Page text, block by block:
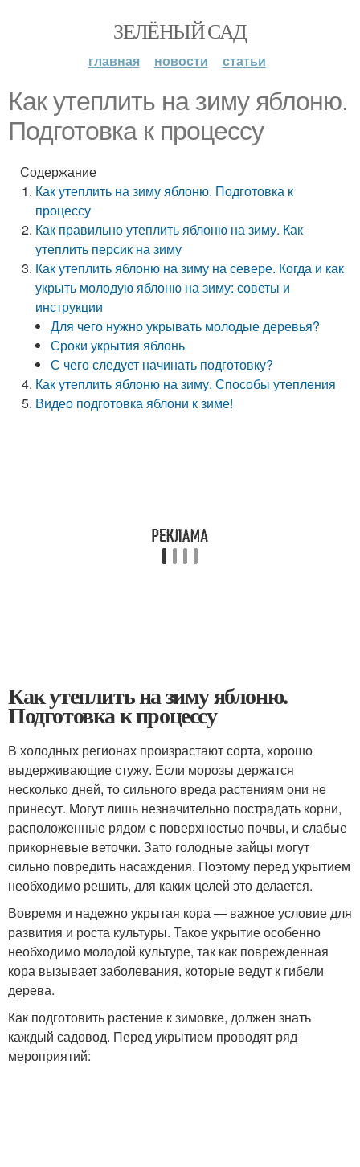
ЗЕЛЁНЫЙ САД
главная новости статьи
Как утеплить на зиму яблоню.
Подготовка к процессу
Содержание
Как утеплить на зиму яблоню. Подготовка к
процессу
Как правильно утеплить яблоню на зиму. Как
утеплить персик на зиму
Как утеплить яблоню на зиму на севере. Когда и как
укрыть молодую яблоню на зиму: советы и
инструкции
Для чего нужно укрывать молодые деревья?
Сроки укрытия яблонь
С чего следует начинать подготовку?
Как утеплить яблоню на зиму. Способы утепления
Видео подготовка яблони к зиме!
Как утеплить на зиму яблоню.
Подготовка к процессу
В холодных регионах произрастают сорта, хорошо
выдерживающие стужу. Если морозы держатся
несколько дней, то сильного вреда растениям они не
принесут. Могут лишь незначительно пострадать корни,
расположенные рядом с поверхностью почвы, и слабые
прикорневые веточки. Зато голодные зайцы могут
сильно повредить насаждения. Поэтому перед укрытием
необходимо решить, для каких целей это делается.
Вовремя и надежно укрытая кора — важное условие для
развития и роста культуры. Такое укрытие особенно
необходимо молодой культуре, так как поврежденная
кора вызывает заболевания, которые ведут к гибели
дерева.
Как подготовить растение к зимовке, должен знать
каждый садовод. Перед укрытием проводят ряд
мероприятий: